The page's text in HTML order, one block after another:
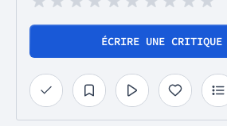
ÉCRIRE UNE CRITIQUE